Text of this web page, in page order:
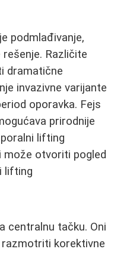
podmlađivanje,
Različite
dramatične
invazivne varijante
oporavka. Fejs
prirodnije
lifting
može otvoriti pogled
lifting
centralnu tačku. Oni
razmotriti korektivne